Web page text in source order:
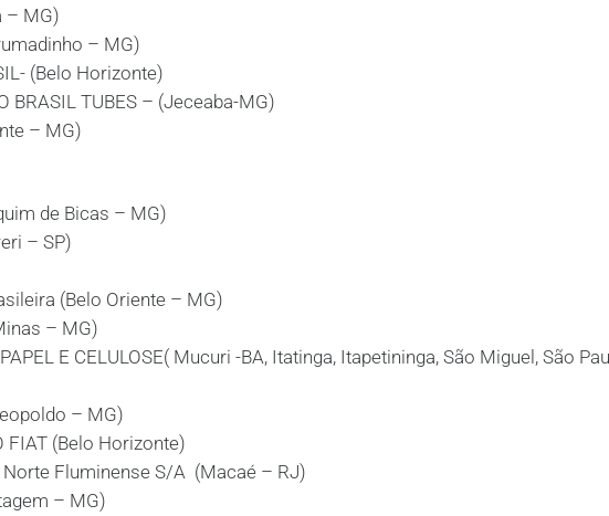
– MG)
– MG)
(Belo Horizonte)
BRASIL TUBES – (Jeceaba-MG)
– MG)
de Bicas – MG)
– SP)
(Belo Oriente – MG)
– MG)
E CELULOSE( Mucuri -BA, Itatinga, Itapetininga, São Miguel, São
– MG)
FIAT (Belo Horizonte)
Fluminense S/A (Macaé – RJ)
– MG)